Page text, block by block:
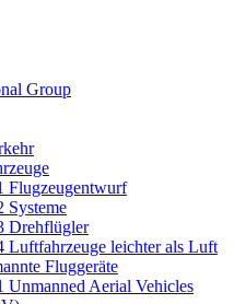
Group
Flugzeugentwurf
Systeme
Drehflügler
Luftfahrzeuge leichter als Luft
Fluggeräte
Unmanned Aerial Vehicles